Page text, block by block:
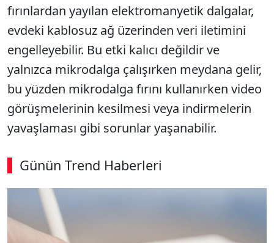
fırınlardan yayılan elektromanyetik dalgalar,
evdeki kablosuz ağ üzerinden veri iletimini
engelleyebilir. Bu etki kalıcı değildir ve
yalnızca mikrodalga çalışırken meydana gelir,
bu yüzden mikrodalga fırını kullanırken video
görüşmelerinin kesilmesi veya indirmelerin
yavaşlaması gibi sorunlar yaşanabilir.
Günün Trend Haberleri
00:02 / 09:15